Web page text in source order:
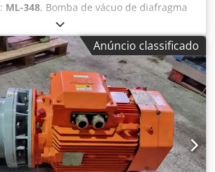
ML-348, Bomba de vácuo de diafragma
Modelo: ML-348-D37-SA Tipo: p-227/1 |
230-400, 50/60 Hz Várias
Djdpow Evhzsfx AhqockAnúncio classificado